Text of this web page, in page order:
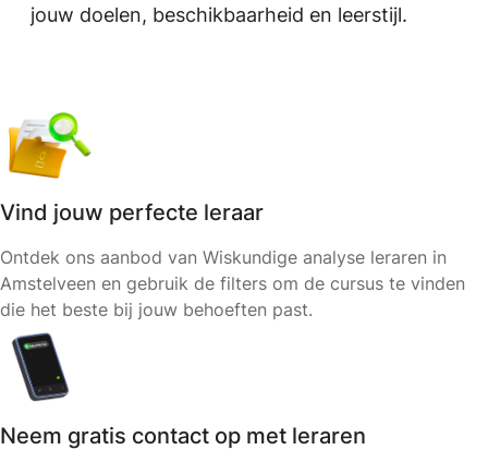
jouw doelen, beschikbaarheid en leerstijl.
Vind jouw perfecte leraar
Ontdek ons aanbod van Wiskundige analyse leraren in
Amstelveen en gebruik de filters om de cursus te vinden
die het beste bij jouw behoeften past.
Neem gratis contact op met leraren